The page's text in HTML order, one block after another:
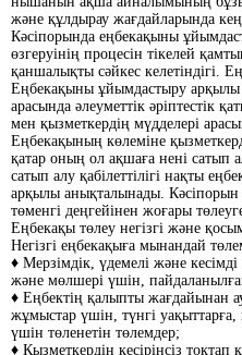
және құлдырау жағдайларында
Кәсіпорында еңбекақыны
өзгеруінің процесін тікелей
қаншалықты сәйкес келетіндігі.
Еңбекақыны ұйымдастыру
арасында әлеуметтік әріптестік
мен қызметкердің мүдделері
Еңбекақының көлеміне
қатар оның ол ақшаға нені сатып
сатып алу қабілеттілігі нақты
арқылы анықталынады. Кәсіпорын
төменгі деңгейінен жоғары
Еңбекақы төлеу негізгі және
Негізгі еңбекақыға мынандай
♦ Мерзімдік, үдемелі және
және мөлшері үшін,
♦ Еңбектің қалыпты жағдайынан
жұмыстар үшін, түнгі
үшін төленетін төлемдер;
♦ Қызметкердің кесірінсіз тоқтап